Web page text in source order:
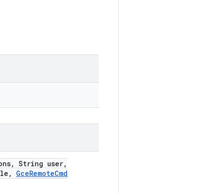
, String user,
, GceRemoteCmd